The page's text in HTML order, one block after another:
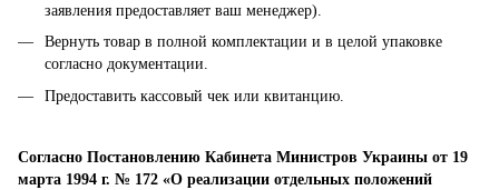
заявления предоставляет ваш менеджер).
Вернуть товар в полной комплектации и в целой упаковке
согласно документации.
Предоставить кассовый чек или квитанцию.
Согласно Постановлению Кабинета Министров Украины от 19
марта 1994 г. № 172 «О реализации отдельных положений